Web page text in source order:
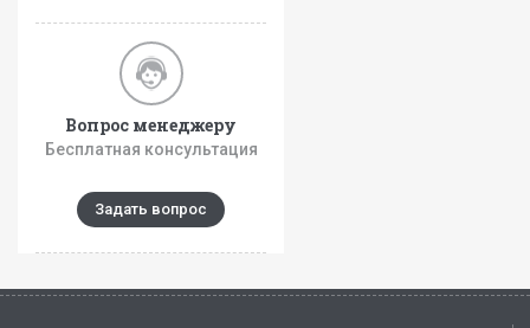
Вопрос менеджеру
Бесплатная консультация
Задать вопрос